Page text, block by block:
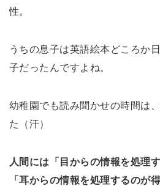
性。
うちの息子は英語絵本どころか
子だったんですよね。
幼稚園でも読み聞かせの時間は
た（汗）
人間には「目からの情報を処理
「耳からの情報を処理するのが